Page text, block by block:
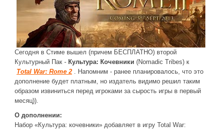
Вселенные Warhammer
Warhammer 40.000: Dawn of War
Серия игр «История войн»
Серия игр «King Arthur»
КРЕАТИВ
Творчество СиЧевиков
Черный Гетман (роман)
Сегодня в Стиме вышел (причем БЕСПЛАТНО) второй
Культурный Пак - Культура: Кочевники (Nomadic Tribes) к
Total War: Rome 2 . Напомним - ранее планировалось, что это
дополнение будет платным, но издатель видимо решил таким
образом извиниться перед игроками за сырость игры в первый
месяц)).
О дополнении:
Набор «Культура: кочевники» добавляет в игру Total War: